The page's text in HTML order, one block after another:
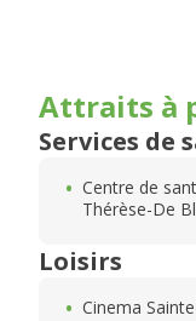
Attraits à
Services de
Centre de
Thérèse-De
Loisirs
Cinema